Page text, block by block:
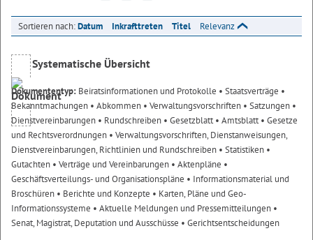
Sortieren nach:Datum Inkrafttreten Titel Relevanz
Systematische Übersicht
Dokumententyp: Beiratsinformationen und Protokolle • Staatsverträge •
Bekanntmachungen • Abkommen • Verwaltungsvorschriften • Satzungen •
Dienstvereinbarungen • Rundschreiben • Gesetzblatt• Amtsblatt• Gesetze
und Rechtsverordnungen • Verwaltungsvorschriften, Dienstanweisungen,
Dienstvereinbarungen, Richtlinien und Rundschreiben • Statistiken •
Gutachten • Verträge und Vereinbarungen • Aktenpläne •
Geschäftsverteilungs- und Organisationspläne • Informationsmaterial und
Broschüren • Berichte und Konzepte • Karten, Pläne und Geo-
Informationssysteme • Aktuelle Meldungen und Pressemitteilungen •
Senat, Magistrat, Deputation und Ausschüsse • Gerichtsentscheidungen